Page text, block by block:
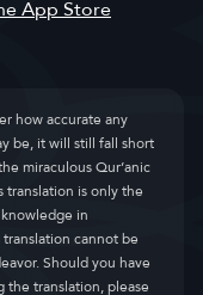
how accurate any
be, it will still fall short
miraculous Qur’anic
is only the
in
cannot be
Should you have
the translation, please